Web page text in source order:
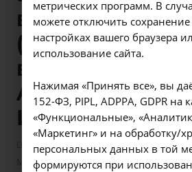
вируса
(Hepatitis B
в крови -
A26.06.040.001
Иркутске
Цены в Иркутске — Лабораторные
Маркеры вирусов и сифилиса —
метрических программ. В
можете отключить сохранение
настройках вашего браузера
использование сайта.
Нажимая «Принять все», вы
152-ФЗ, PIPL, ADPPA, GDPR на
«Функциональные»,
«Маркетинг» и на обработку/
персональных данных в той
формируются при